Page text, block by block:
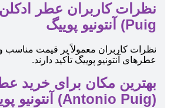
Puig) آنتونیو پوییگ
نظرات کاربران معمولاً بر قیمت مناسب
عطرهای آنتونیو پوییگ تأکید دارند.
بهترین مکان برای خرید
(Antonio Puig) آنتونیو پوییگ کجاست؟